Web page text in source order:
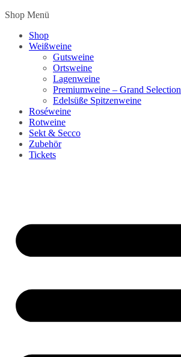
Shop Menü
Shop
Weißweine
Gutsweine
Ortsweine
Lagenweine
Premiumweine – Grand Selection
Edelsüße Spitzenweine
Roséweine
Rotweine
Sekt & Secco
Zubehör
Tickets